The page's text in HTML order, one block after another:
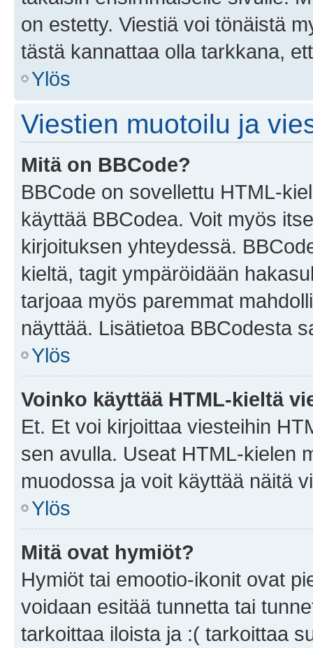
on estetty. Viestiä voi tönäistä
tästä kannattaa olla tarkkana,
Ylös
Viestien muotoilu ja
Mitä on BBCode?
BBCode on sovellettu HTML-
käyttää BBCodea. Voit myös
kirjoituksen yhteydessä.
kieltä, tagit ympäröidään
tarjoaa myös paremmat
näyttää. Lisätietoa BBCodesta
Ylös
Voinko käyttää HTML-kieltä
Et. Et voi kirjoittaa viesteihin
sen avulla. Useat HTML-kielen
muodossa ja voit käyttää näitä
Ylös
Mitä ovat hymiöt?
Hymiöt tai emootio-ikonit ovat
voidaan esitää tunnetta tai
tarkoittaa iloista ja :( tarkoittaa